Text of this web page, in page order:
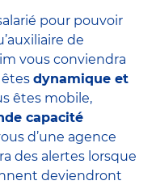
pour pouvoir
de
vous conviendra
dynamique et
êtes mobile,
capacité
d’une agence
des alertes lorsque
deviendront